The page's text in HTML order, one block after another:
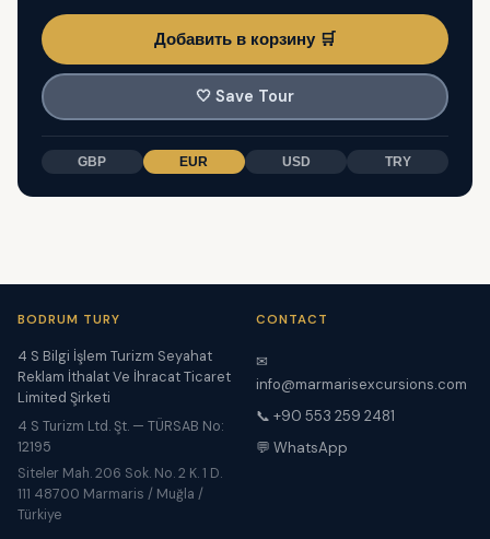
Добавить в корзину 🛒
🤍 Save Tour
GBP EUR USD TRY
BODRUM TURY
4 S Bilgi İşlem Turizm Seyahat
Reklam İthalat Ve İhracat Ticaret
Limited Şirketi
4 S Turizm Ltd. Şt. — TÜRSAB No:
12195
Siteler Mah. 206 Sok. No. 2 K. 1 D.
111 48700 Marmaris / Muğla /
Türkiye
CONTACT
✉
info@marmarisexcursions.com
📞 +90 553 259 2481
💬 WhatsApp